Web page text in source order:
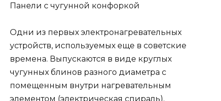
Панели с чугунной конфоркой
Одни из первых электронагревательных
устройств, используемых еще в советские
времена. Выпускаются в виде круглых
чугунных блинов разного диаметра с
помещенным внутри нагревательным
элементом (электрическая спираль).